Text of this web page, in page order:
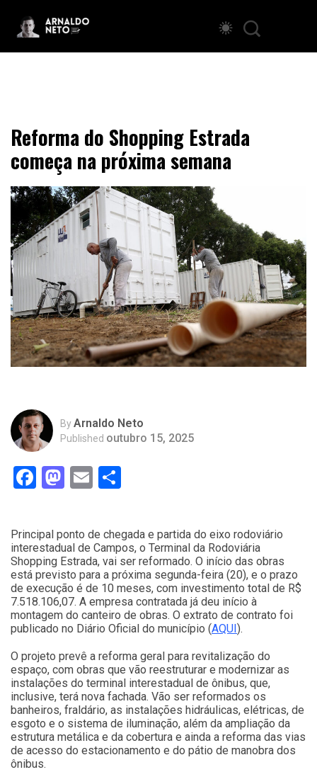
Reforma do Shopping Estrada
começa na próxima semana
ByArnaldo Neto
Published outubro 15, 2025
Facebook
Mastodon
Email
Principal ponto de chegada e partida do eixo rodoviário
interestadual de Campos, o Terminal da Rodoviária
Shopping Estrada, vai ser reformado. O início das obras
está previsto para a próxima segunda-feira (20), e o prazo
de execução é de 10 meses, com investimento total de R$
7.518.106,07. A empresa contratada já deu início à
montagem do canteiro de obras. O extrato de contrato foi
publicado no Diário Oficial do município (AQUI).
O projeto prevê a reforma geral para revitalização do
espaço, com obras que vão reestruturar e modernizar as
instalações do terminal interestadual de ônibus, que,
inclusive, terá nova fachada. Vão ser reformados os
banheiros, fraldário, as instalações hidráulicas, elétricas, de
esgoto e o sistema de iluminação, além da ampliação da
estrutura metálica e da cobertura e ainda a reforma das vias
de acesso do estacionamento e do pátio de manobra dos
ônibus.